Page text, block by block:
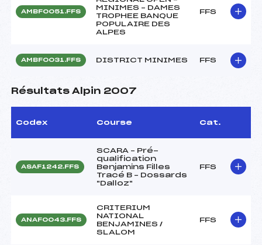
AMBF0051.FFS
MINIMES – DAMES
TROPHEE BANQUE
POPULAIRE DES
ALPES
FFS
AMBF0031.FFS DISTRICT MINIMES FFS
Résultats Alpin 2007
Codex Course Cat.
ASAF1242.FFS
SCARA – Pré-
qualification
Benjamins Filles
Tracé B – Dossards
"Dalloz"
FFS
ANAF0043.FFS
CRITERIUM
NATIONAL
BENJAMINES /
SLALOM
FFS